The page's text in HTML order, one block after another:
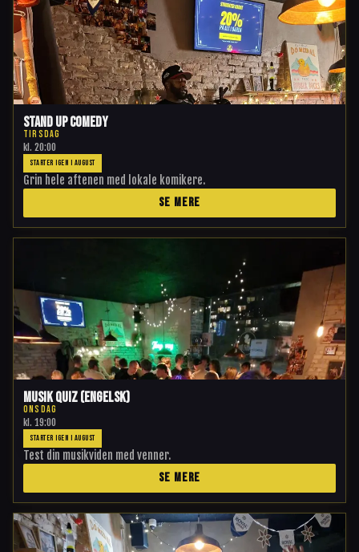
Stand Up Comedy
TIRSDAG
kl. 20:00
STARTER IGEN I AUGUST
Grin hele aftenen med lokale komikere.
SE MERE
Musik Quiz (engelsk)
ONSDAG
kl. 19:00
STARTER IGEN I AUGUST
Test din musikviden med venner.
SE MERE